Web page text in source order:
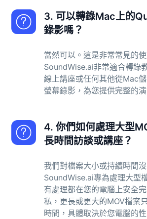
3. 可以轉錄Mac上的
錄影嗎？
當然可以。這是非常常見的使
SoundWise.ai非常適合轉錄
線上講座或任何其他從Mac
螢幕錄影，為您提供完整的
4. 你們如何處理大型
長時間訪談或講座？
我們對檔案大小或持續時間沒
SoundWise.ai專為處理大型
有處理都在您的電腦上安全
私，更長或更大的MOV檔案
時間，具體取決於您電腦的性